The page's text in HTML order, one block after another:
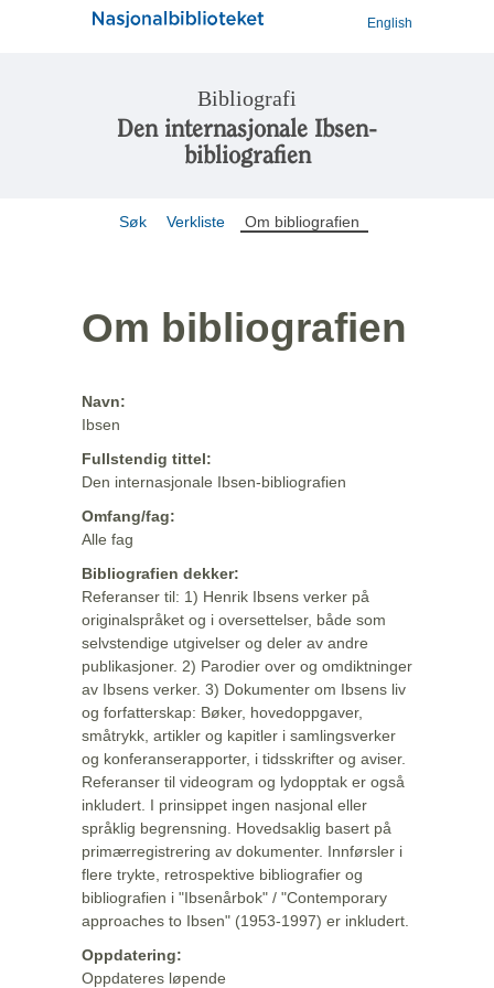
English
Bibliografi
Den internasjonale Ibsen-
bibliografien
Søk Verkliste Om bibliografien
Om bibliografien
Navn:
Ibsen
Fullstendig tittel:
Den internasjonale Ibsen-bibliografien
Omfang/fag:
Alle fag
Bibliografien dekker:
Referanser til: 1) Henrik Ibsens verker på
originalspråket og i oversettelser, både som
selvstendige utgivelser og deler av andre
publikasjoner. 2) Parodier over og omdiktninger
av Ibsens verker. 3) Dokumenter om Ibsens liv
og forfatterskap: Bøker, hovedoppgaver,
småtrykk, artikler og kapitler i samlingsverker
og konferanserapporter, i tidsskrifter og aviser.
Referanser til videogram og lydopptak er også
inkludert. I prinsippet ingen nasjonal eller
språklig begrensning. Hovedsaklig basert på
primærregistrering av dokumenter. Innførsler i
flere trykte, retrospektive bibliografier og
bibliografien i "Ibsenårbok" / "Contemporary
approaches to Ibsen" (1953-1997) er inkludert.
Oppdatering:
Oppdateres løpende